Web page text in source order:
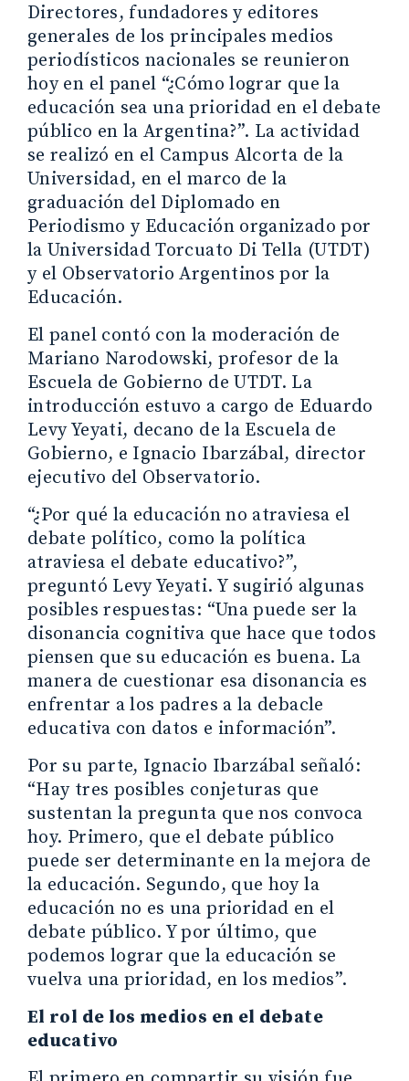
Directores, fundadores y editores
generales de los principales medios
periodísticos nacionales se reunieron
hoy en el panel “¿Cómo lograr que la
educación sea una prioridad en el debate
público en la Argentina?”. La actividad
se realizó en el Campus Alcorta de la
Universidad, en el marco de la
graduación del Diplomado en
Periodismo y Educación organizado por
la Universidad Torcuato Di Tella (UTDT)
y el Observatorio Argentinos por la
Educación.
El panel contó con la moderación de
Mariano Narodowski, profesor de la
Escuela de Gobierno de UTDT. La
introducción estuvo a cargo de Eduardo
Levy Yeyati, decano de la Escuela de
Gobierno, e Ignacio Ibarzábal, director
ejecutivo del Observatorio.
“¿Por qué la educación no atraviesa el
debate político, como la política
atraviesa el debate educativo?”,
preguntó Levy Yeyati. Y sugirió algunas
posibles respuestas: “Una puede ser la
disonancia cognitiva que hace que todos
piensen que su educación es buena. La
manera de cuestionar esa disonancia es
enfrentar a los padres a la debacle
educativa con datos e información”.
Por su parte, Ignacio Ibarzábal señaló:
“Hay tres posibles conjeturas que
sustentan la pregunta que nos convoca
hoy. Primero, que el debate público
puede ser determinante en la mejora de
la educación. Segundo, que hoy la
educación no es una prioridad en el
debate público. Y por último, que
podemos lograr que la educación se
vuelva una prioridad, en los medios”.
El rol de los medios en el debate
educativo